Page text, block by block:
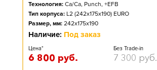
Технология: Ca/Ca, Punch, +EFB
Тип корпуса: L2 (242x175x190) EURO
Размер, мм: 242x175x190
Наличие: Под заказ
Цена*
6 800 руб.
Без Trade-in
7 300 руб.